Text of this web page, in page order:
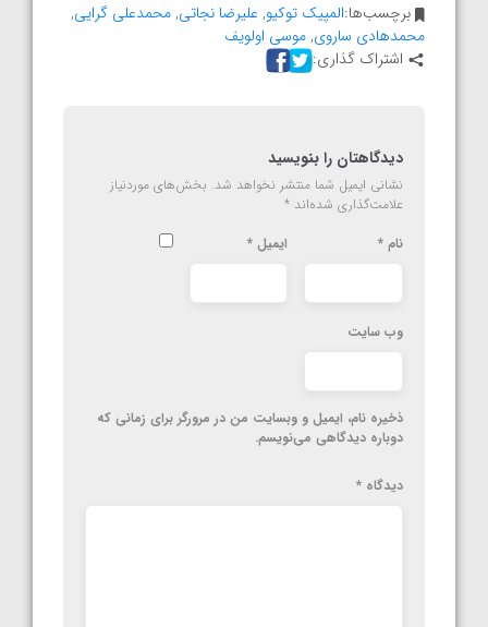
برچسب‌ها:المپیک توکیو, علیرضا نجاتی,محمدعلی گرایی,
محمدهادی ساروی,موسی اولویف
اشتراک گذاری:
دیدگاهتان را بنویسید
نشانی ایمیل شما منتشر نخواهد شد. بخش‌های موردنیاز
علامت‌گذاری شده‌اند *
نام * ایمیل *
وب‌ سایت
ذخیره نام، ایمیل و وبسایت من در مرورگر برای زمانی که
دوباره دیدگاهی می‌نویسم.
دیدگاه *